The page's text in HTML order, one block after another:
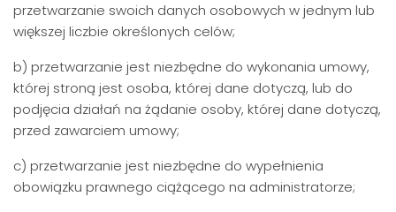
przetwarzanie swoich danych osobowych w jednym lub
większej liczbie określonych celów;
b) przetwarzanie jest niezbędne do wykonania umowy,
której stroną jest osoba, której dane dotyczą, lub do
podjęcia działań na żądanie osoby, której dane dotyczą,
przed zawarciem umowy;
c) przetwarzanie jest niezbędne do wypełnienia
obowiązku prawnego ciążącego na administratorze;